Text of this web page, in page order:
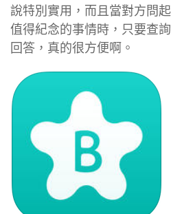
說特別實用，而且當對方問
值得紀念的事情時，只要查
回答，真的很方便啊。